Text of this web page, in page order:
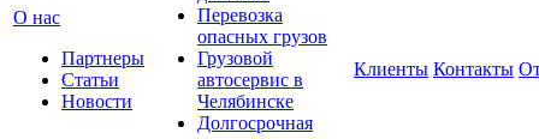
О нас
Партнеры
Статьи
Новости
Перевозка
опасных грузов
Грузовой
автосервис в
Челябинске
Долгосрочная
Клиенты Контакты